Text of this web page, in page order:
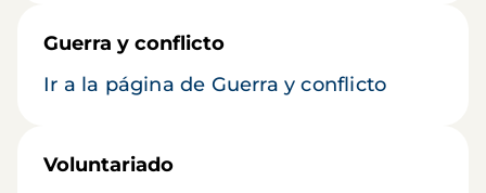
Guerra y conflicto
Ir a la página de Guerra y conflicto
Voluntariado